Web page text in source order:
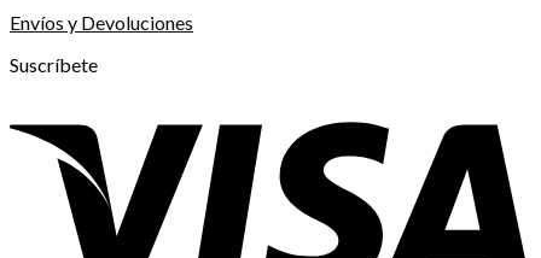
Envíos y Devoluciones
Suscríbete